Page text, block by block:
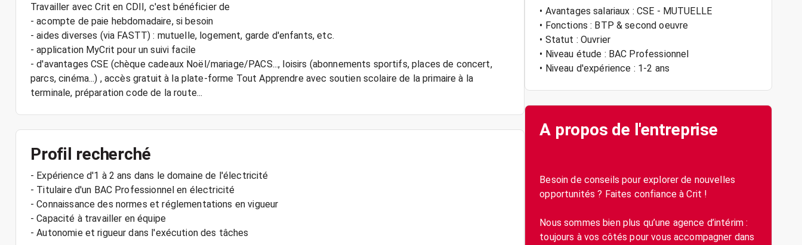
Travailler avec Crit en CDII, c'est bénéficier de
- acompte de paie hebdomadaire, si besoin
- aides diverses (via FASTT) : mutuelle, logement, garde d'enfants, etc.
- application MyCrit pour un suivi facile
- d'avantages CSE (chèque cadeaux Noël/mariage/PACS..., loisirs (abonnements sportifs, places de concert,
parcs, cinéma...) , accès gratuit à la plate-forme Tout Apprendre avec soutien scolaire de la primaire à la
Profil recherché
- Expérience d'1 à 2 ans dans le domaine de l'électricité
- Titulaire d'un BAC Professionnel en électricité
- Connaissance des normes et réglementations en vigueur
- Capacité à travailler en équipe
- Autonomie et rigueur dans l'exécution des tâches
• Avantages salariaux : CSE - MUTUELLE
• Fonctions : BTP & second oeuvre
• Statut : Ouvrier
• Niveau étude : BAC Professionnel
• Niveau d'expérience : 1-2 ans
A propos de l'entreprise
Besoin de conseils pour explorer de nouvelles
opportunités ? Faites confiance à Crit !
Nous sommes bien plus qu’une agence d’intérim :
toujours à vos côtés pour vous accompagner dans